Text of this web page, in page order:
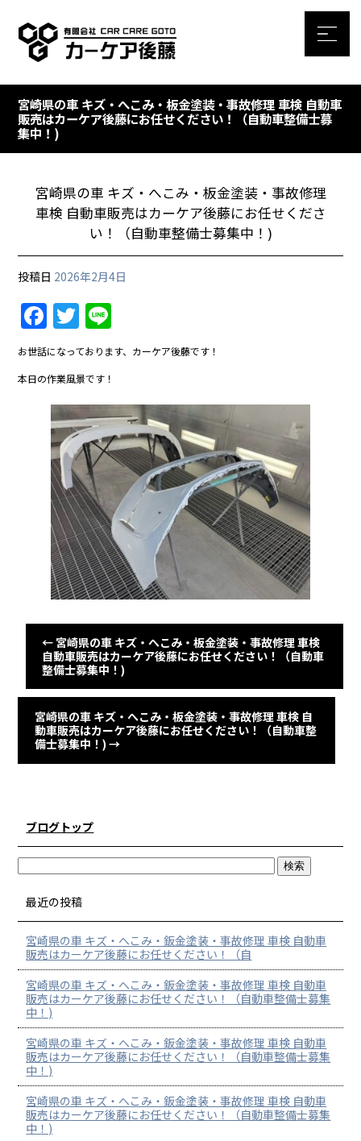
宮崎県の車 キズ・へこみ・板金塗装・事故修理 車検 自動車
販売はカーケア後藤にお任せください！（自動車整備士募
集中！)
宮崎県の車 キズ・へこみ・板金塗装・事故修理
車検 自動車販売はカーケア後藤にお任せくださ
い！（自動車整備士募集中！)
投稿日 2026年2月4日
F
a
c
e
b
o
o
k
T
w
itt
er
n
e
お世話になっております、カーケア後藤です！
本日の作業風景です！
← 宮崎県の車 キズ・へこみ・板金塗装・事故修理 車検
自動車販売はカーケア後藤にお任せください！（自動車
整備士募集中！)
宮崎県の車 キズ・へこみ・板金塗装・事故修理 車検 自
動車販売はカーケア後藤にお任せください！（自動車整
備士募集中！)→
ブログトップ
最近の投稿
宮崎県の車 キズ・へこみ・鈑金塗装・事故修理 車検 自動車
販売はカーケア後藤にお任せください！（自
宮崎県の車 キズ・へこみ・鈑金塗装・事故修理 車検 自動車
販売はカーケア後藤にお任せください！（自動車整備士募集
中！)
宮崎県の車 キズ・へこみ・鈑金塗装・事故修理 車検 自動車
販売はカーケア後藤にお任せください！（自動車整備士募集
中！)
宮崎県の車 キズ・へこみ・鈑金塗装・事故修理 車検 自動車
販売はカーケア後藤にお任せください！（自動車整備士募集
中！)